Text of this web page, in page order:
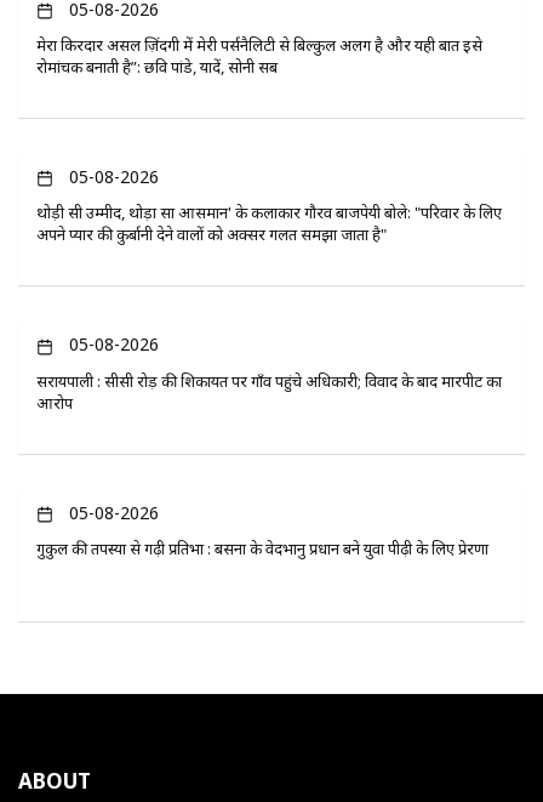
05-08-2026
मेरा किरदार असल ज़िंदगी में मेरी पर्सनैलिटी से बिल्कुल अलग है और यही बात इसे
रोमांचक बनाती है”: छवि पांडे, यादें, सोनी सब
05-08-2026
थोड़ी सी उम्मीद, थोड़ा सा आसमान' के कलाकार गौरव बाजपेयी बोले: "परिवार के लिए
अपने प्यार की कुर्बानी देने वालों को अक्सर गलत समझा जाता है"
05-08-2026
सरायपाली : सीसी रोड़ की शिकायत पर गाँव पहुंचे अधिकारी; विवाद के बाद मारपीट का
आरोप
05-08-2026
गुरुकुल की तपस्या से गढ़ी प्रतिभा : बसना के वेदभानु प्रधान बने युवा पीढ़ी के लिए प्रेरणा
ABOUT